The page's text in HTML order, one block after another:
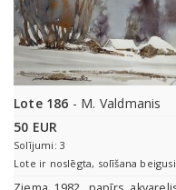
Lote 186 - M. Valdmanis
50 EUR
Solījumi: 3
Lote ir noslēgta, solīšana